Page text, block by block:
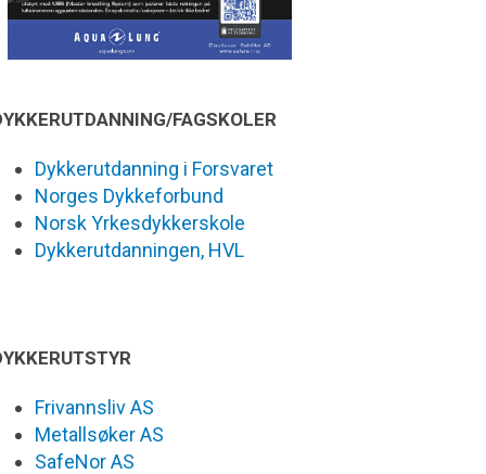
FAGSKOLER
Dykkerutdanning i Forsvaret
Norges Dykkeforbund
Norsk Yrkesdykkerskole
Dykkerutdanningen, HVL
Frivannsliv AS
Metallsøker AS
SafeNor AS